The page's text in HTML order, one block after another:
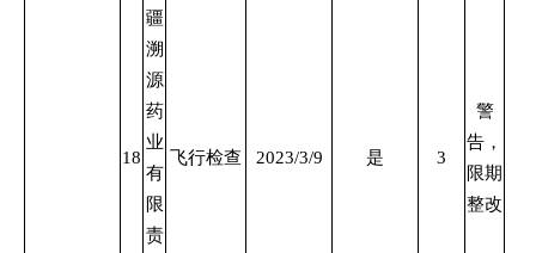
18
疆
溯
源
药
业
有
限
责
飞行检查 2023/3/9 是 3
警
告，
限期
整改